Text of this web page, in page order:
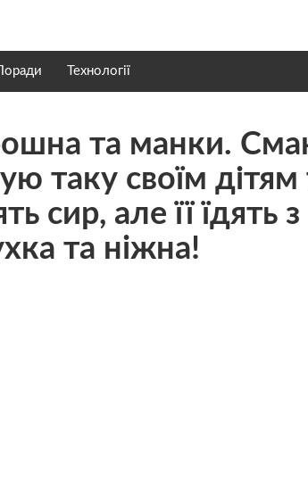
Поради Технології
та манки.
тaку своїм дітям
сир, але її їдять з
та нiжна!